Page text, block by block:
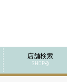
店舗検索
SHOP